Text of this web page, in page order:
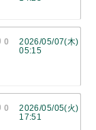
0
2026/05/07(木)
05:15
0
2026/05/05(火)
17:51